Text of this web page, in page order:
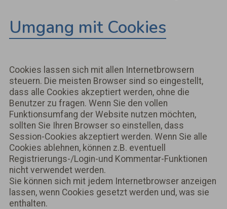
Umgang mit Cookies
Cookies lassen sich mit allen Internetbrowsern
steuern. Die meisten Browser sind so eingestellt,
dass alle Cookies akzeptiert werden, ohne die
Benutzer zu fragen. Wenn Sie den vollen
Funktionsumfang der Website nutzen möchten,
sollten Sie Ihren Browser so einstellen, dass
Session-Cookies akzeptiert werden. Wenn Sie alle
Cookies ablehnen, können z.B. eventuell
Registrierungs-/Login-und Kommentar-Funktionen
nicht verwendet werden.
Sie können sich mit jedem Internetbrowser anzeigen
lassen, wenn Cookies gesetzt werden und, was sie
enthalten.